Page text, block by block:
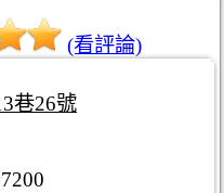
(看評論)
巷26號